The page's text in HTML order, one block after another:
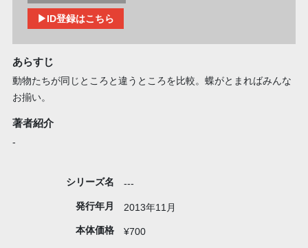
▶ID登録はこちら
あらすじ
動物たちが同じところと違うところを比較。蝶がとまればみんな
お揃い。
著者紹介
-
シリーズ名 ---
発行年月 2013年11月
本体価格 ¥700